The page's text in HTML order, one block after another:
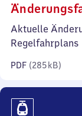
Aktuelle
Regelfahrplans
PDF (285 kB)